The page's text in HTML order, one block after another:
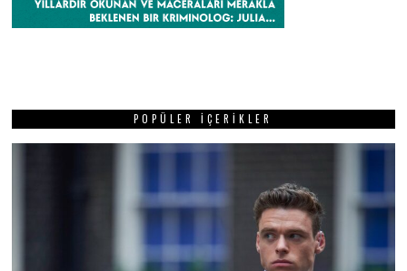
POPÜLER İÇERIKLER